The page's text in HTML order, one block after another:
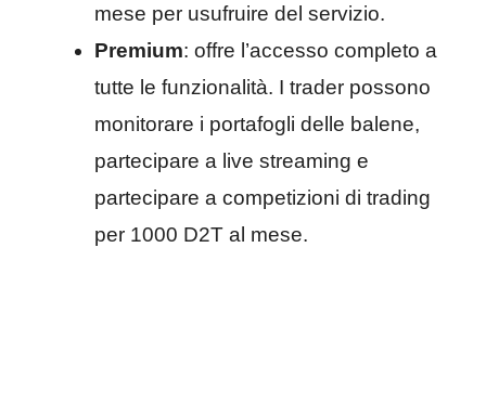
mese per usufruire del servizio.
Premium: offre l’accesso completo a
tutte le funzionalità. I trader possono
monitorare i portafogli delle balene,
partecipare a live streaming e
partecipare a competizioni di trading
per 1000 D2T al mese.